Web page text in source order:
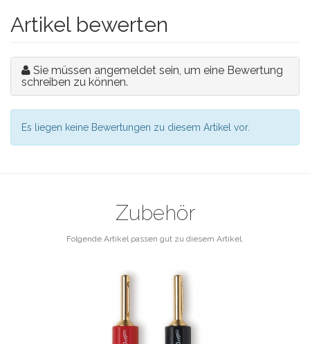
Artikel bewerten
Sie müssen angemeldet sein, um eine Bewertung
schreiben zu können.
Es liegen keine Bewertungen zu diesem Artikel vor.
Zubehör
Folgende Artikel passen gut zu diesem Artikel.